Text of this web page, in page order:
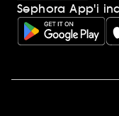
Sephora App'i